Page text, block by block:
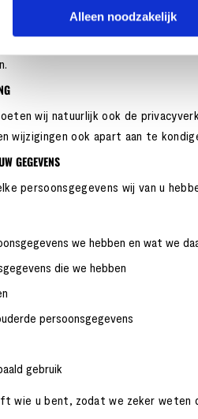
Alleen noodzakelijk
voor ons van groot belang. Wij
wij natuurlijk ook de
wijzigingen ook apart aan te
GEGEVENS
persoonsgegevens wij van u
we hebben en wat we
die we hebben
persoonsgegevens
gebruik
wie u bent, zodat we zeker weten